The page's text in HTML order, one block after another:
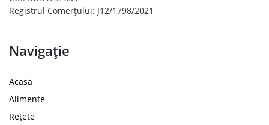
Registrul Comerțului: J12/1798/2021
Navigație
Acasă
Alimente
Rețete